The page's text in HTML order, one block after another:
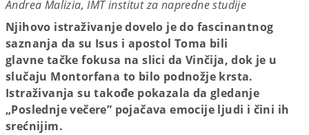
Andrea Malizia, IMT institut za napredne studije
Njihovo istraživanje dovelo je do fascinantnog
saznanja da su Isus i apostol Toma bili
glavne tačke fokusa na slici da Vinčija, dok je u
slučaju Montorfana to bilo podnožje krsta.
Istraživanja su takođe pokazala da gledanje
„Poslednje večere” pojačava emocije ljudi i čini ih
srećnijim.